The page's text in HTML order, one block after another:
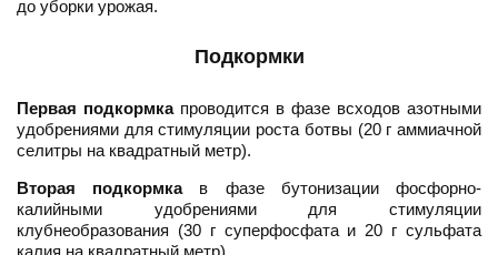
до уборки урожая.
Подкормки
Первая подкормкапроводится в фазе всходов азотными
удобрениями для стимуляции роста ботвы (20 г аммиачной
селитры на квадратный метр).
Вторая подкормкав фазе бутонизации фосфорно-
калийными удобрениями для стимуляции
клубнеобразования (30 г суперфосфата и 20 г сульфата